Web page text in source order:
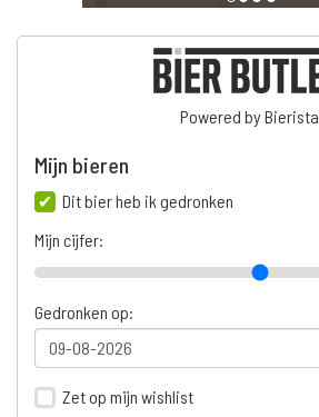
Powered by Bierista
Mijn bieren
Dit bier heb ik gedronken
Mijn cijfer:
Gedronken op:
Zet op mijn wishlist